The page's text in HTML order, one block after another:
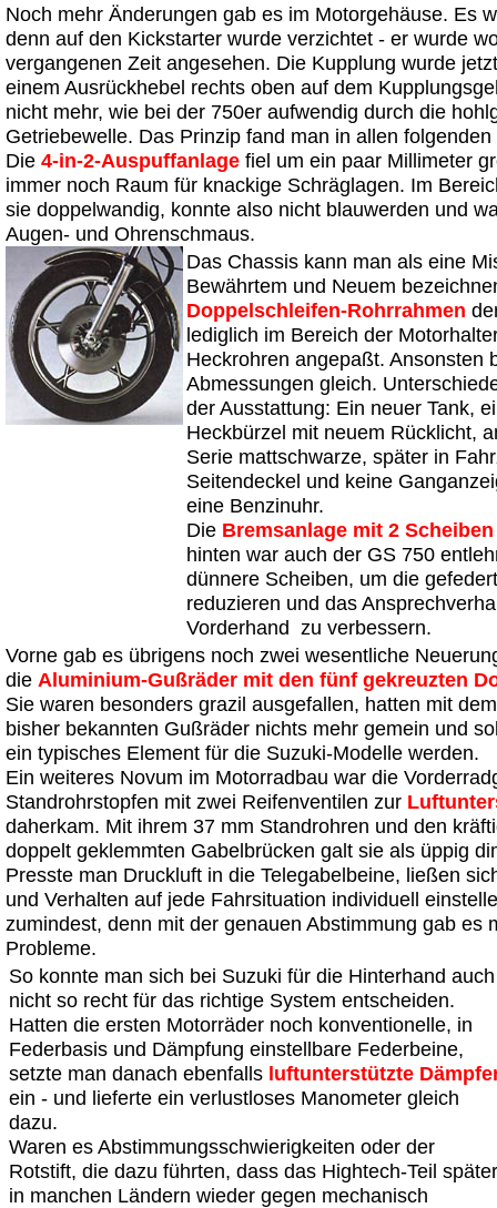
Noch mehr Änderungen gab es im Motorgehäuse. Es
denn auf den Kickstarter wurde verzichtet - er wurde
vergangenen Zeit angesehen. Die Kupplung wurde
einem Ausrückhebel rechts oben auf dem
nicht mehr, wie bei der 750er aufwendig durch die
Getriebewelle. Das Prinzip fand man in allen
Die 4-in-2-Auspuffanlage fiel um ein paar Millimeter
immer noch Raum für knackige Schräglagen. Im
sie doppelwandig, konnte also nicht blauwerden und
Augen- und Ohrenschmaus.
Das Chassis kann man als eine
Bewährtem und Neuem
Doppelschleifen-Rohrrahmen
lediglich im Bereich der
Heckrohren angepaßt. Ansonsten
Abmessungen gleich.
der Ausstattung: Ein neuer Tank,
Heckbürzel mit neuem Rücklicht,
Serie mattschwarze, später in
Seitendeckel und keine
eine Benzinuhr.
Die Bremsanlage mit 2
hinten war auch der GS 750
dünnere Scheiben, um die
reduzieren und das
Vorderhand zu verbessern.
Vorne gab es übrigens noch zwei wesentliche
die Aluminium-Gußräder mit den fünf gekreuzten
Sie waren besonders grazil ausgefallen, hatten mit
bisher bekannten Gußräder nichts mehr gemein und
ein typisches Element für die Suzuki-Modelle werden.
Ein weiteres Novum im Motorradbau war die
Standrohrstopfen mit zwei Reifenventilen zur
daherkam. Mit ihrem 37 mm Standrohren und den
doppelt geklemmten Gabelbrücken galt sie als üppig
Presste man Druckluft in die Telegabelbeine, ließen
und Verhalten auf jede Fahrsituation individuell
zumindest, denn mit der genauen Abstimmung gab es
Probleme.
So konnte man sich bei Suzuki für die Hinterhand auch
nicht so recht für das richtige System entscheiden.
Hatten die ersten Motorräder noch konventionelle, in
Federbasis und Dämpfung einstellbare Federbeine,
setzte man danach ebenfalls luftunterstützte
ein - und lieferte ein verlustloses Manometer gleich
dazu.
Waren es Abstimmungsschwierigkeiten oder der
Rotstift, die dazu führten, dass das Hightech-Teil später
in manchen Ländern wieder gegen mechanisch